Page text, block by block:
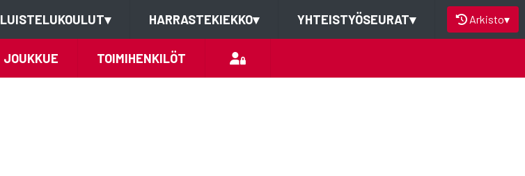
LUISTELUKOULUT▾ HARRASTEKIEKKO▾ YHTEISTYÖSEURAT▾ Arkisto▾
JOUKKUE TOIMIHENKILÖT